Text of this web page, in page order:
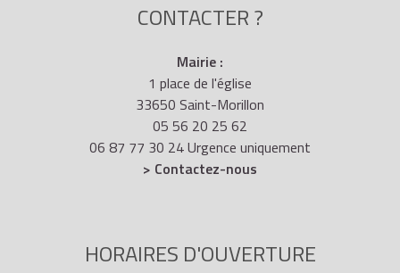
CONTACTER ?
Mairie :
1 place de l'église
33650 Saint-Morillon
05 56 20 25 62
06 87 77 30 24 Urgence uniquement
> Contactez-nous
HORAIRES D'OUVERTURE